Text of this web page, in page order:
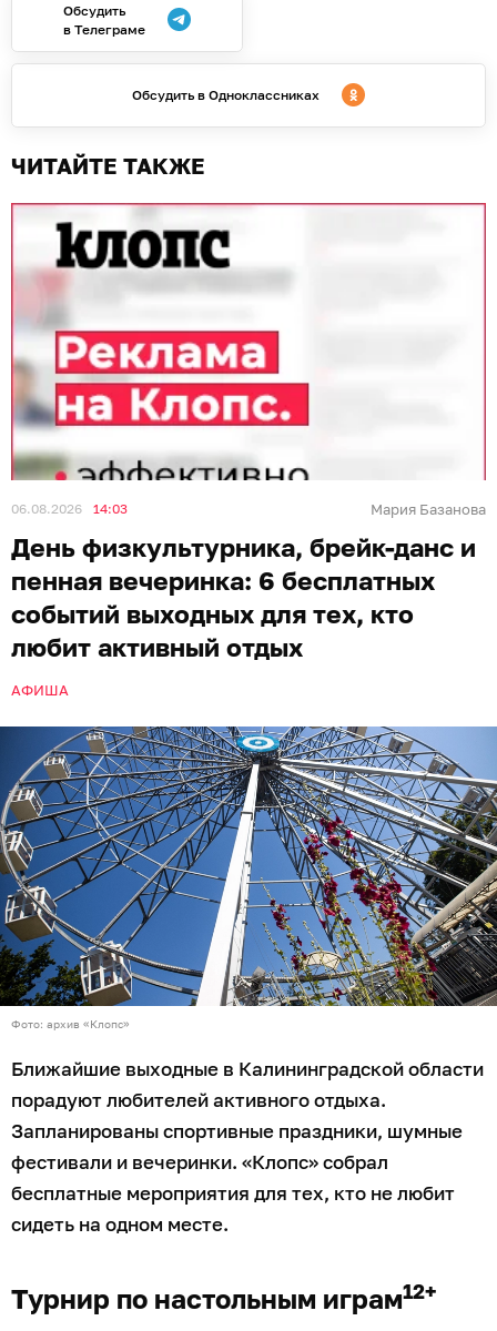
Обсудить
в Телеграме
Обсудить в Одноклассниках
ЧИТАЙТЕ ТАКЖЕ
06.08.2026 14:03 Мария Базанова
День физкультурника, брейк-данс и
пенная вечеринка: 6 бесплатных
событий выходных для тех, кто
любит активный отдых
АФИША
Фото: архив «Клопс»
Ближайшие выходные в Калининградской области
порадуют любителей активного отдыха.
Запланированы спортивные праздники, шумные
фестивали и вечеринки. «Клопс» собрал
бесплатные мероприятия для тех, кто не любит
сидеть на одном месте.
Турнир по настольным играм12+